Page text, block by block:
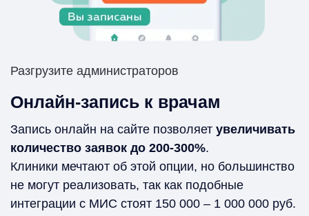
Разгрузите администраторов
Онлайн-запись к врачам
Запись онлайн на сайте позволяет увеличивать
количество заявок до 200-300%.
Клиники мечтают об этой опции, но большинство
не могут реализовать, так как подобные
интеграции с МИС стоят 150 000 – 1 000 000 руб.